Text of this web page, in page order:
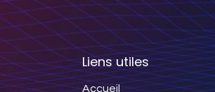
Liens utiles
Accueil